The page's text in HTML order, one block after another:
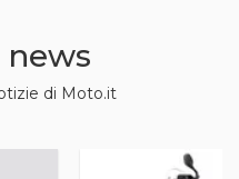
di Moto.it